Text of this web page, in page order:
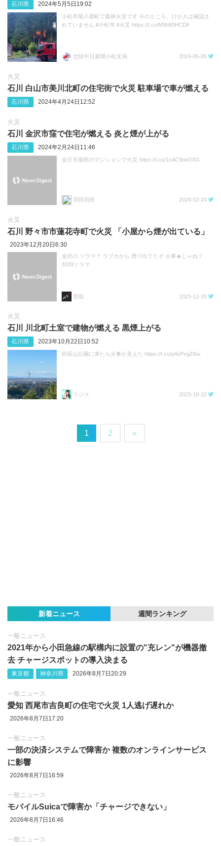
石川県 2024年5月5日19:02
小松市尾小屋町で森林火災です 今のところ、けが人は確認さ
れていません #小松市 #火災 https://t.co/M9h80HCDfi
北陸中日新聞小松支局 2024-05-05
火災
石川 白山市美川北町の住宅街で火災 駐車場で車が燃える
石川県 2024年4月24日12:52
火災
石川 金沢市窪で住宅が燃える 炎と煙が上がる
石川県 2024年2月24日11:46
金沢市南部のマンションで火災 https://t.co/1cAC9okDXG
羽田羽田 2024-02-24
火災
石川 野々市市蓮花寺町で火災 「小屋から煙が出ている」
2023年12月20日6:30
金沢の ソラマ？ ラブホから 煙💨出てたぞ 火事🔥じゃね？
3333ソラマ
雲助 2023-12-20
火災
石川 川北町土室で建物が燃える 黒煙上がる
石川県 2023年10月22日10:52
卯辰山公園に来たら火事が見えた https://t.co/p4vPxgZfbo
リジス 2023-10-22
1 2 »
新着ニュース 週間ランキング
一般ニュース
2021年から小田急線の駅構内に設置の"充レン"が機器撤
去 チャージスポットの導入決まる
東京都 神奈川県 2026年8月7日20:29
一般ニュース
愛知 西尾市吉良町の住宅で火災 1人逃げ遅れか
2026年8月7日17:20
一般ニュース
一部の決済システムで障害か 複数のオンラインサービス
に影響
2026年8月7日16:59
一般ニュース
モバイルSuicaで障害か「チャージできない」
2026年8月7日16:46
一般ニュース